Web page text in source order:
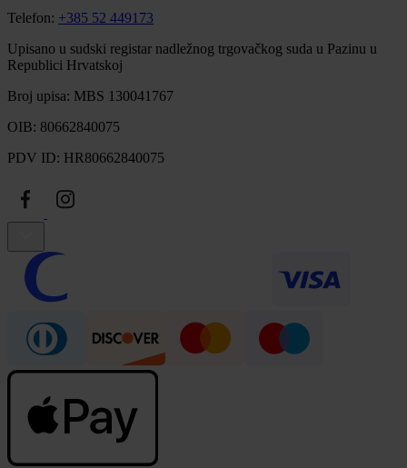
Telefon: +385 52 449173
Upisano u sudski registar nadležnog trgovačkog suda u Pazinu u
Republici Hrvatskoj
Broj upisa: MBS 130041767
OIB: 80662840075
PDV ID: HR80662840075